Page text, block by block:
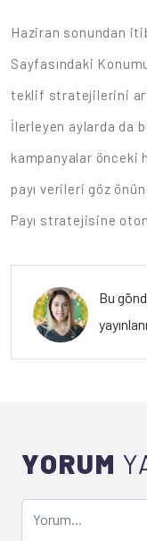
Haziran sonundan
Sayfasındaki
teklif stratejilerini
İlerleyen aylarda da
kampanyalar önceki
payı verileri göz
Payı stratejisine
Bu
YORUM